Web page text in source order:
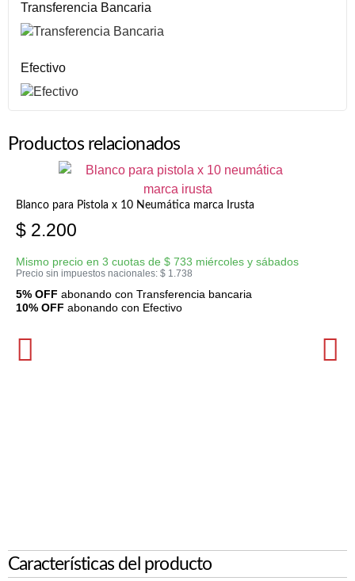
Transferencia Bancaria
Efectivo
Productos relacionados
Blanco para Pistola x 10 Neumática marca Irusta
$ 2.200
Mismo precio en 3 cuotas de $ 733 miércoles y sábados
Precio sin impuestos nacionales: $ 1.738
5% OFF abonando con Transferencia bancaria
10% OFF abonando con Efectivo
Características del producto